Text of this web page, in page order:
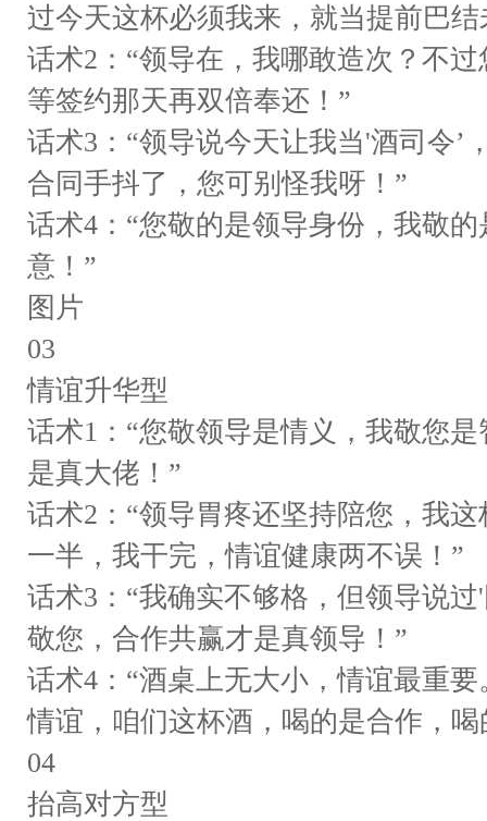
过今天这杯必须我来，就当提前巴
话术2：“领导在，我哪敢造次？不
等签约那天再双倍奉还！”
话术3：“领导说今天让我当'酒司令
合同手抖了，您可别怪我呀！”
话术4：“您敬的是领导身份，我敬
意！”
图片
03
情谊升华型
话术1：“您敬领导是情义，我敬您
是真大佬！”
话术2：“领导胃疼还坚持陪您，我
一半，我干完，情谊健康两不误！”
话术3：“我确实不够格，但领导说
敬您，合作共赢才是真领导！”
话术4：“酒桌上无大小，情谊最重
情谊，咱们这杯酒，喝的是合作，
04
抬高对方型